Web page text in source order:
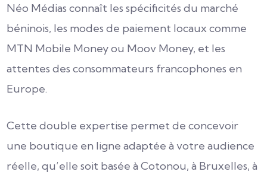
Néo Médias connaît les spécificités du marché
béninois, les modes de paiement locaux comme
MTN Mobile Money ou Moov Money, et les
attentes des consommateurs francophones en
Europe.
Cette double expertise permet de concevoir
une boutique en ligne adaptée à votre audience
réelle, qu’elle soit basée à Cotonou, à Bruxelles, à